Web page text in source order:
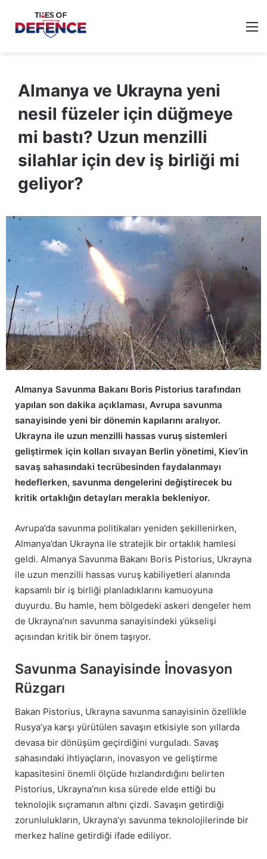
Almanya ve Ukrayna yeni
nesil füzeler için düğmeye
mi bastı? Uzun menzilli
silahlar için dev iş birliği mi
geliyor?
Almanya Savunma Bakanı Boris Pistorius tarafından
yapılan son dakika açıklaması, Avrupa savunma
sanayisinde yeni bir dönemin kapılarını aralıyor.
Ukrayna ile uzun menzilli hassas vuruş sistemleri
geliştirmek için kolları sıvayan Berlin yönetimi, Kiev’in
savaş sahasındaki tecrübesinden faydalanmayı
hedeflerken, savunma dengelerini değiştirecek bu
kritik ortaklığın detayları merakla bekleniyor.
Avrupa’da savunma politikaları yeniden şekillenirken,
Almanya’dan Ukrayna ile stratejik bir ortaklık hamlesi
geldi. Almanya Savunma Bakanı Boris Pistorius, Ukrayna
ile uzun menzilli hassas vuruş kabiliyetleri alanında
kapsamlı bir iş birliği planladıklarını kamuoyuna
duyurdu. Bu hamle, hem bölgedeki askeri dengeler hem
de Ukrayna’nın savunma sanayisindeki yükselişi
açısından kritik bir önem taşıyor.
Savunma Sanayisinde İnovasyon
Rüzgarı
Bakan Pistorius, Ukrayna savunma sanayisinin özellikle
Rusya’ya karşı yürütülen savaşın etkisiyle son yıllarda
devasa bir dönüşüm geçirdiğini vurguladı. Savaş
sahasındaki ihtiyaçların, inovasyon ve geliştirme
kapasitesini önemli ölçüde hızlandırdığını belirten
Pistorius, Ukrayna’nın kısa sürede elde ettiği bu
teknolojik sıçramanın altını çizdi. Savaşın getirdiği
zorunlulukların, Ukrayna’yı savunma teknolojilerinde bir
merkez haline getirdiği ifade ediliyor.